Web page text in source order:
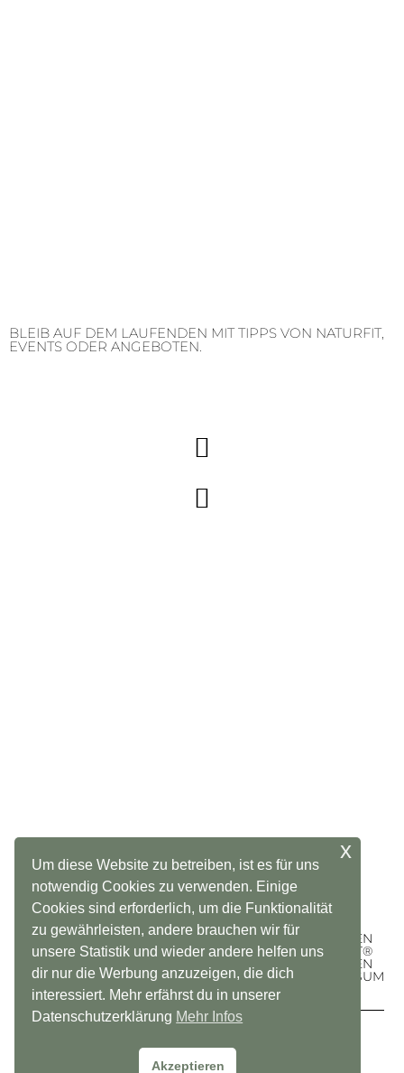
BLEIB AUF DEM LAUFENDEN MIT TIPPS VON NATURFIT,
EVENTS ODER ANGEBOTEN.
KONTAKT NATURFIT® FÜR UNTERNEHMEN
MEHR VON NATURFIT®
KARRIEREMÖGLICHKEITEN ENTDECKEN
IMPRESSUM
Copyright ©2023 naturfit
Um diese Website zu betreiben, ist es für uns
notwendig Cookies zu verwenden. Einige
Cookies sind erforderlich, um die Funktionalität
zu gewährleisten, andere brauchen wir für
unsere Statistik und wieder andere helfen uns
dir nur die Werbung anzuzeigen, die dich
interessiert. Mehr erfährst du in unserer
Datenschutzerklärung Mehr Infos
Akzeptieren
x